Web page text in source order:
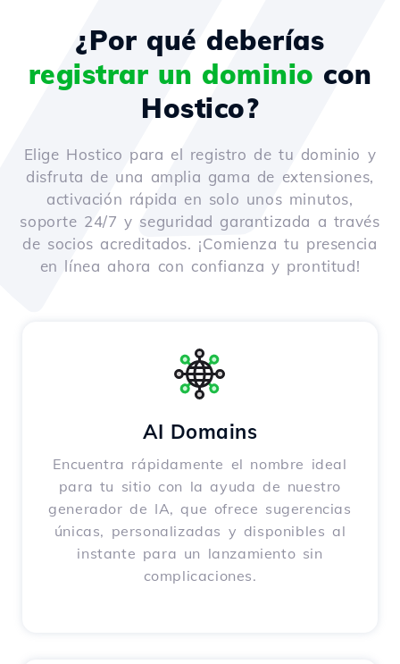
¿Por qué deberías
registrar un dominio con
Hostico?
Elige Hostico para el registro de tu dominio y
disfruta de una amplia gama de extensiones,
activación rápida en solo unos minutos,
soporte 24/7 y seguridad garantizada a través
de socios acreditados. ¡Comienza tu presencia
en línea ahora con confianza y prontitud!
AI Domains
Encuentra rápidamente el nombre ideal
para tu sitio con la ayuda de nuestro
generador de IA, que ofrece sugerencias
únicas, personalizadas y disponibles al
instante para un lanzamiento sin
complicaciones.